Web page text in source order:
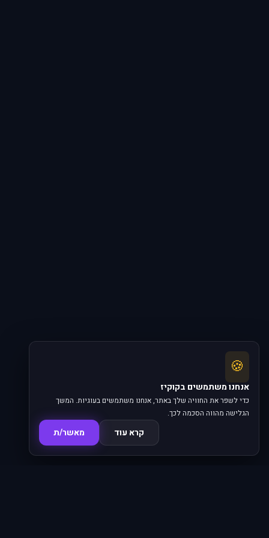
🍪
אנחנו משתמשים בקוקיז
כדי לשפר את החוויה שלך באתר, אנחנו משתמשים בעוגיות. המשך
הגלישה מהווה הסכמה לכך.
קרא עוד מאשר/ת